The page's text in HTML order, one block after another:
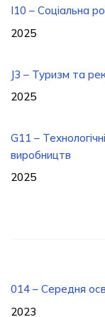
I10 – Соціальна
2025
J3 – Туризм та
2025
G11 –
виробництв
2025
014 – Середня
2023